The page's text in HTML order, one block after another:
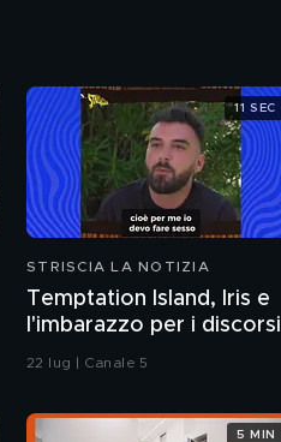
STRISCIA LA NOTIZIA
Temptation Island, Iris e
l'imbarazzo per i discorsi
del fidanzato Andrea sul
22 lug | Canale 5
11 SEC
5 MIN